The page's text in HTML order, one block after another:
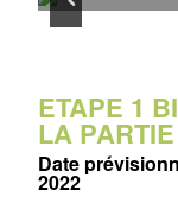
ETAPE 1
LA
Date
2022